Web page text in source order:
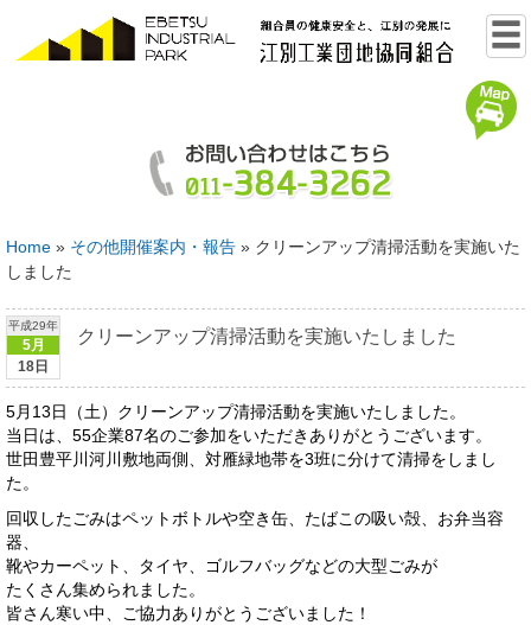
Home » その他開催案内・報告 » クリーンアップ清掃活動を実施いた
しました
平成29年
5月
18日
クリーンアップ清掃活動を実施いたしました
5月13日（土）クリーンアップ清掃活動を実施いたしました。
当日は、55企業87名のご参加をいただきありがとうございます。
世田豊平川河川敷地両側、対雁緑地帯を3班に分けて清掃をしまし
た。
回収したごみはペットボトルや空き缶、たばこの吸い殻、お弁当容
器、
靴やカーペット、タイヤ、ゴルフバッグなどの大型ごみが
たくさん集められました。
皆さん寒い中、ご協力ありがとうございました！